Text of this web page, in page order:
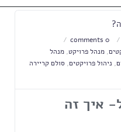
0 comments
, מנהל פרויקט, מנהל
, ניהול פרויקטים, סולם קריירה
איך זה